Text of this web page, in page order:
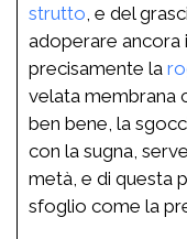
strutto , e del
adoperare ancora
precisamente la
velata membrana
ben bene, la
con la sugna,
metà, e di questa
sfoglio come la